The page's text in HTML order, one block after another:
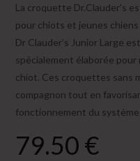
La croquette Dr.Clauder’s
pour chiots et jeunes
Dr Clauder’s Junior Large
spécialement élaborée
chiot. Ces croquettes sans
compagnon tout en
fonctionnement du
79.50 €